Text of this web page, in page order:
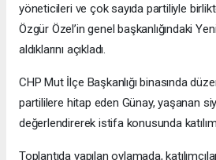
yöneticileri ve çok sayıda partiliyle
Özgür Özel’in genel başkanlığındaki
aldıklarını açıkladı.
CHP Mut İlçe Başkanlığı binasında
partililere hitap eden Günay, yaşanan
değerlendirerek istifa konusunda
Toplantıda yapılan oylamada,